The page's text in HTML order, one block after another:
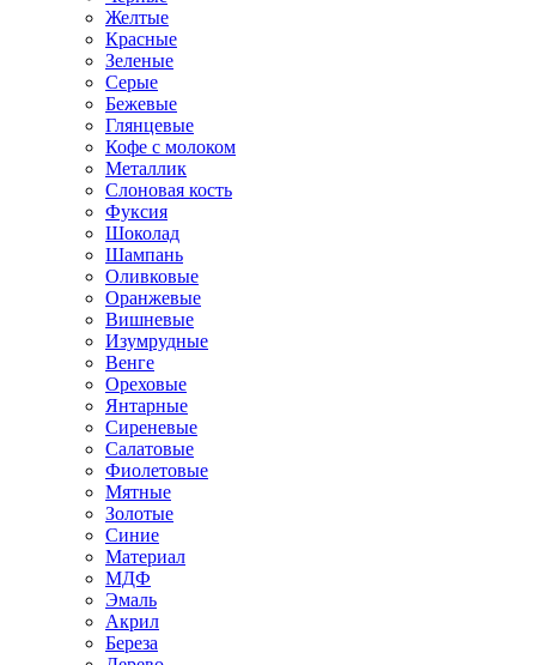
Желтые
Красные
Зеленые
Серые
Бежевые
Глянцевые
Кофе с молоком
Металлик
Слоновая кость
Фуксия
Шоколад
Шампань
Оливковые
Оранжевые
Вишневые
Изумрудные
Венге
Ореховые
Янтарные
Сиреневые
Салатовые
Фиолетовые
Мятные
Золотые
Синие
Материал
МДФ
Эмаль
Акрил
Береза